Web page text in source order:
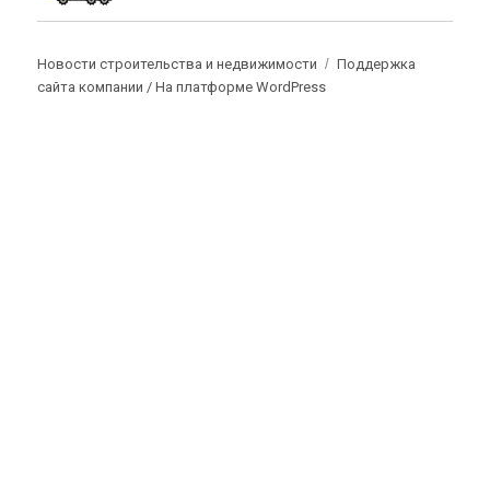
Новости строительства и недвижимости
Поддержка
сайта компании /На платформе WordPress